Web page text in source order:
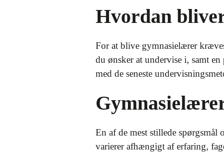
Hvordan
For at blive gymnasielærer
du ønsker at undervise i, samt
med de seneste
En af de mest stillede
varierer afhængigt af erfaring,